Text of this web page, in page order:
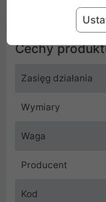
Cechy
Zasięg działania
Wymiary
Waga
Producent
Kod